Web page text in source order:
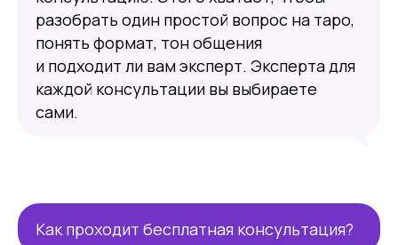
разобрать один простой вопрос на таро,
понять формат, тон общения
и подходит ли вам эксперт. Эксперта для
каждой консультации вы выбираете
сами.
Как проходит бесплатная консультация?